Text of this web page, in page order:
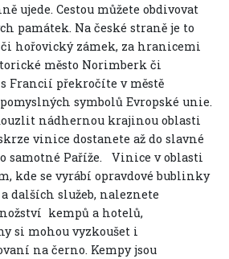
ujede. Cestou můžete obdivovat
památek. Na české straně je to
hořovický zámek, za hranicemi
město Norimberk či
Francií překročíte v městě
symbolů Evropské unie.
nádhernou krajinou oblasti
vinice dostanete až do slavné
samotné Paříže.
Vinice v oblasti
kde se vyrábí opravdové bublinky
dalších služeb, naleznete
kempů a hotelů,
si mohou vyzkoušet i
na černo. Kempy jsou